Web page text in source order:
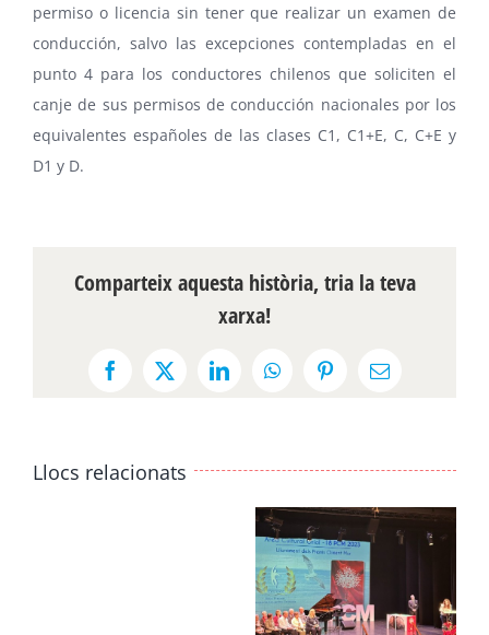
permiso o licencia sin tener que realizar un examen de
conducción, salvo las excepciones contempladas en el
punto 4 para los conductores chilenos que soliciten el
canje de sus permisos de conducción nacionales por los
equivalentes españoles de las clases C1, C1+E, C, C+E y
D1 y D.
Comparteix aquesta història, tria la teva
xarxa!
Facebook
X LinkedInWhatsAppPinterestEmail:
Llocs relacionats